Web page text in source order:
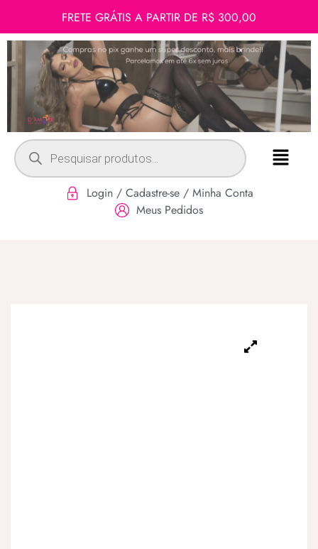
FRETE GRÁTIS A PARTIR DE R$ 300,00
Login / Cadastre-se / Minha Conta
Meus Pedidos